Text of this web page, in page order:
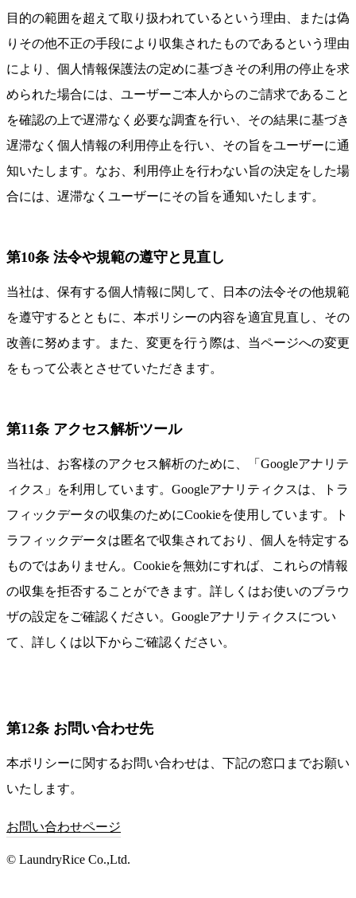
目的の範囲を超えて取り扱われているという理由、または偽
りその他不正の手段により収集されたものであるという理由
により、個人情報保護法の定めに基づきその利用の停止を求
められた場合には、ユーザーご本人からのご請求であること
を確認の上で遅滞なく必要な調査を行い、その結果に基づき
遅滞なく個人情報の利用停止を行い、その旨をユーザーに通
知いたします。なお、利用停止を行わない旨の決定をした場
合には、遅滞なくユーザーにその旨を通知いたします。
第10条 法令や規範の遵守と見直し
当社は、保有する個人情報に関して、日本の法令その他規範
を遵守するとともに、本ポリシーの内容を適宜見直し、その
改善に努めます。また、変更を行う際は、当ページへの変更
をもって公表とさせていただきます。
第11条 アクセス解析ツール
当社は、お客様のアクセス解析のために、「Googleアナリテ
ィクス」を利用しています。Googleアナリティクスは、トラ
フィックデータの収集のためにCookieを使用しています。ト
ラフィックデータは匿名で収集されており、個人を特定する
ものではありません。Cookieを無効にすれば、これらの情報
の収集を拒否することができます。詳しくはお使いのブラウ
ザの設定をご確認ください。Googleアナリティクスについ
て、詳しくは以下からご確認ください。
第12条 お問い合わせ先
本ポリシーに関するお問い合わせは、下記の窓口までお願い
いたします。
お問い合わせページ
© LaundryRice Co.,Ltd.